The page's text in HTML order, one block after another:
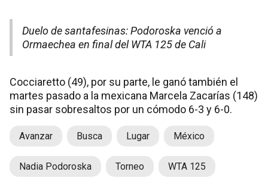
Duelo de santafesinas: Podoroska venció a
Ormaechea en final del WTA 125 de Cali
Cocciaretto (49), por su parte, le ganó también el
martes pasado a la mexicana Marcela Zacarías (148)
sin pasar sobresaltos por un cómodo 6-3 y 6-0.
Avanzar Busca Lugar México
Nadia Podoroska Torneo WTA 125